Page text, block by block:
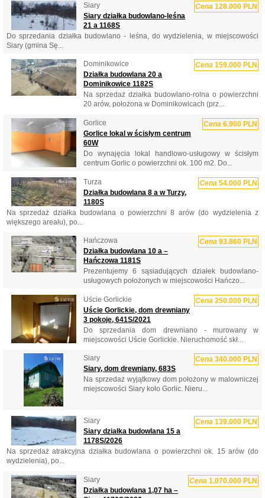
Siary Cena 128.000 PLN
Siary działka budowlano-leśna
21 a 1168S
Do sprzedania działka budowlano - leśna, do wydzielenia, w miejscowości
Siary (gmina Sę...
Dominikowice Cena 159.000 PLN
Działka budowlana 20 a
Dominikowice 1182S
Na sprzedaż działka budowlano-rolna o powierzchni
20 arów, położona w Dominikowicach (prz...
Gorlice Cena 6.900 PLN
Gorlice lokal w ścisłym centrum
60W
Do wynajęcia lokal handlowo-usługowy w ścisłym
centrum Gorlic o powierzchni ok. 100 m2. Do...
Turza Cena 54.000 PLN
Działka budowlana 8 a w Turzy,
1180S
Na sprzedaż działka budowlana o powierzchni 8 arów (do wydzielenia z
większego areału), po...
Hańczowa Cena 93.860 PLN
Działka budowlana 10 a –
Hańczowa 1181S
Prezentujemy 6 sąsiadujących działek budowlano-
usługowych położonych w miejscowości Hańczo...
Uście Gorlickie Cena 250.000 PLN
Uście Gorlickie, dom drewniany
3 pokoje, 641S/2021
Do sprzedania dom drewniano - murowany w
miejscowości Uście Gorlickie. Nieruchomość skł...
Siary Cena 340.000 PLN
Siary, dom drewniany, 683S
Na sprzedaż wyjątkowy dom położony w malowniczej
miejscowości Siary koło Gorlic. Nieru...
Siary Cena 139.000 PLN
Siary działka budowlana 15 a
1178S/2026
Na sprzedaż atrakcyjna działka budowlana o powierzchni ok. 15 arów (do
wydzielenia), po...
Siary Cena 1.070.000 PLN
Działka budowlana 1,07 ha –